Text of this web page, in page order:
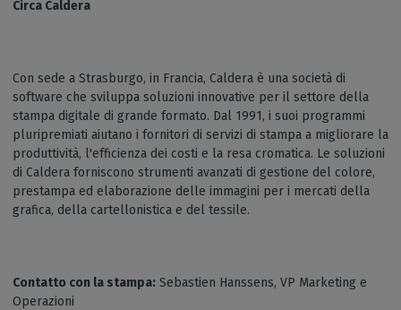
Circa Caldera
Con sede a Strasburgo, in Francia, Caldera è una società di
software che sviluppa soluzioni innovative per il settore della
stampa digitale di grande formato. Dal 1991, i suoi programmi
pluripremiati aiutano i fornitori di servizi di stampa a migliorare la
produttività, l'efficienza dei costi e la resa cromatica. Le soluzioni
di Caldera forniscono strumenti avanzati di gestione del colore,
prestampa ed elaborazione delle immagini per i mercati della
grafica, della cartellonistica e del tessile.
Contatto con la stampa: Sebastien Hanssens, VP Marketing e
Operazioni